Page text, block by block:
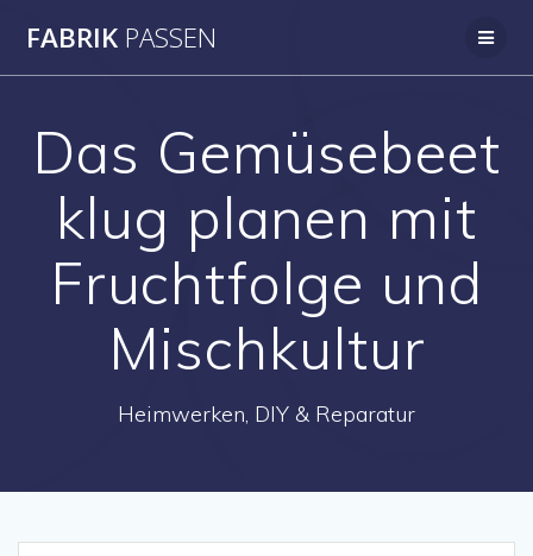
FABRIK PASSEN
Das Gemüsebeet
klug planen mit
Fruchtfolge und
Mischkultur
Heimwerken, DIY & Reparatur